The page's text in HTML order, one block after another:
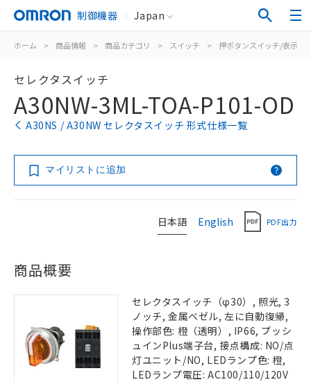
制御機器 Japan
ホーム > 商品情報 > 商品カテゴリ > スイッチ > 押ボタンスイッチ/表示灯
セレクタスイッチ
A30NW-3ML-TOA-P101-OD
A30NS / A30NW セレクタスイッチ 形式仕様一覧
マイリストに追加
日本語 English PDF出力
商品概要
セレクタスイッチ（φ30）, 照光, 3
ノッチ, 金属ベゼル, 左に自動復帰,
操作部色: 橙（透明）, IP66, プッシ
ュインPlus端子台, 接点構成: NO/点
灯ユニット/NO, LEDランプ色: 橙,
LEDランプ電圧: AC100/110/120V